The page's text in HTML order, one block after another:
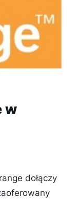
w
dołączy